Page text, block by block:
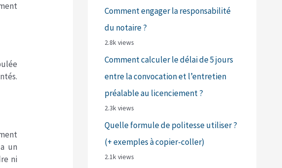
un
ni
Comment engager la responsabilité
du notaire ?
2.8k views
Comment calculer le délai de 5 jours
entre la convocation et l’entretien
préalable au licenciement ?
2.3k views
Quelle formule de politesse utiliser ?
(+ exemples à copier-coller)
2.1k views